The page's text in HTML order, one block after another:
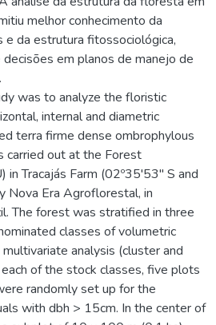
melhor conhecimento da
e da estrutura fitossociológica,
em planos de manejo de
was to analyze the floristic
internal and diametric
terra firme dense ombrophylous
carried out at the Forest
in Tracajás Farm (02º35'53" S and
Era Agroflorestal, in
The forest was stratified in three
classes of volumetric
analysis (cluster and
of the stock classes, five plots
randomly set up for the
with dbh > 15cm. In the center of